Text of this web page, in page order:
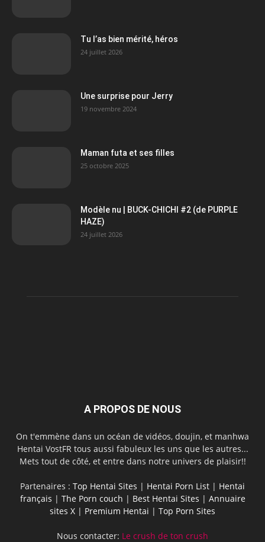
Tu l’as bien mérité, héros
24 juillet 2026
Une surprise pour Jerry
19 novembre 2024
Maman futa et ses filles
25 octobre 2025
Modèle nu | BUCK-CHICHI #2 (de PURPLE
HAZE)
24 juillet 2026
A PROPOS DE NOUS
On t'emmène dans un océan de vidéos, doujin, et manhwa
Hentai VostFR tous aussi fabuleux les uns que les autres...
Mets tout de côté, et entre dans notre univers de plaisir!!
Partenaires : Top Hentai Sites | Hentai Porn List | Hentai
français | The Porn couch | Best Hentai Sites | Annuaire
sites X | Premium Hentai | Top Porn Sites
Nous contacter: Le crush de ton crush